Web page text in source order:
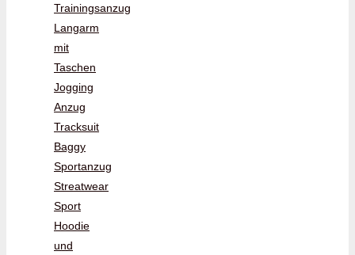
Trainingsanzug
Langarm
mit
Taschen
Jogging
Anzug
Tracksuit
Baggy
Sportanzug
Streatwear
Sport
Hoodie
und